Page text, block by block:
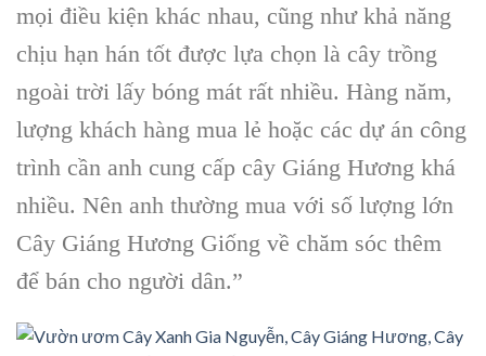
mọi điều kiện khác nhau, cũng như khả năng
chịu hạn hán tốt được lựa chọn là cây trồng
ngoài trời lấy bóng mát rất nhiều. Hàng năm,
lượng khách hàng mua lẻ hoặc các dự án công
trình cần anh cung cấp cây Giáng Hương khá
nhiều. Nên anh thường mua với số lượng lớn
Cây Giáng Hương Giống về chăm sóc thêm
để bán cho người dân.”